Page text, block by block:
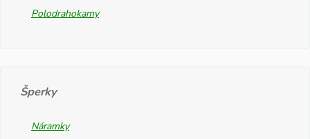
Polodrahokamy
Šperky
Náramky